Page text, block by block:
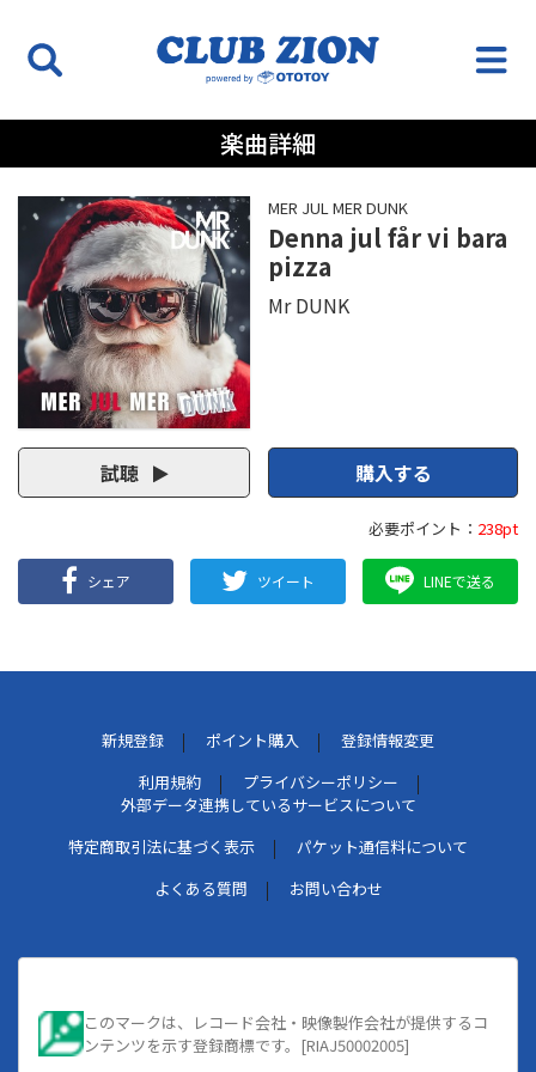
楽曲詳細
MER JUL MER DUNK
Denna jul får vi bara
pizza
Mr DUNK
試聴 購入する
必要ポイント： 238pt
シェア ツイート LINEで送る
新規登録 ポイント購入
登録情報変更
利用規約
プライバシーポリシー
外部データ連携しているサービスについて
特定商取引法に基づく表示
パケット通信料について
よくある質問
お問い合わせ
このマークは、レコード会社・映像製作会社が提供するコ
ンテンツを示す登録商標です。[RIAJ50002005]